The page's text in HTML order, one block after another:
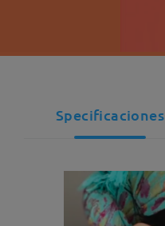
Specificaciones